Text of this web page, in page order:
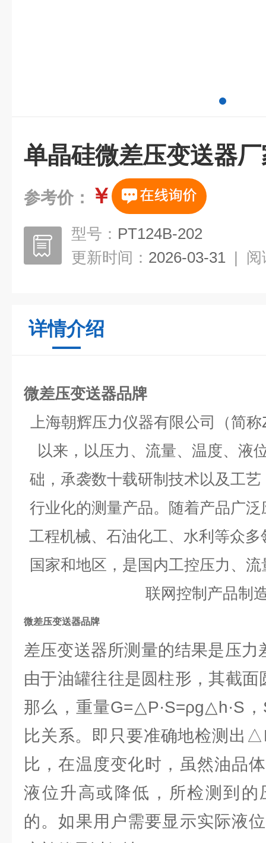
单晶硅微差压变送器
参考价： ￥
型号： PT124B-202
更新时间： 2026-03-31 | 阅
详情介绍
微差压变送器品牌
上海朝辉压力仪器有限公司（简
以来 ， 以压力、流量、温度、液
础，承袭数十载研制技术以及工
行业化的测量产品。 随着产品广
工程机械、石油化工、水利等众
国家和地区 ，是 国内工控压力、
联网控制产品制
微差压变送器品牌
差压变送器所测量的结果是压
由于油罐往往是圆柱形，其截
那么，重量G=△P·S=ρg△h·S
比关系。即只要准确地检测出
比，在温度变化时，虽然油品
液位升高或降低，所检测到的
的。如果用户需要显示实际液